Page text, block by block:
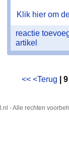
Klik hier om
reactie
artikel
<< <Terug |
- Alle rechten